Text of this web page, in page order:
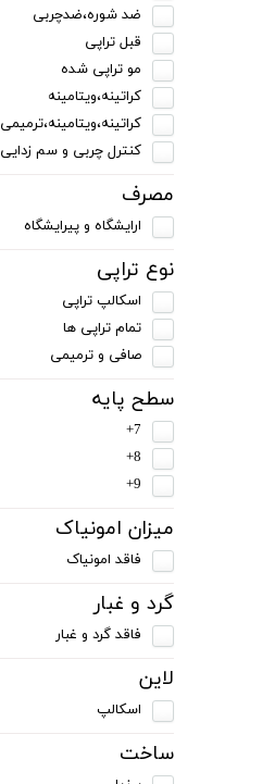
ضد شوره،ضدچربی
قبل تراپی
مو تراپی شده
کراتینه،ویتامینه
کراتینه،ویتامینه،ترمیمی
کنترل چربی و سم زدایی
مصرف
ارایشگاه و پیرایشگاه
نوع تراپی
اسکالپ تراپی
تمام تراپی ها
صافی و ترمیمی
سطح پایه
7+
8+
9+
میزان امونیاک
فاقد امونیاک
گرد و غبار
فاقد گرد و غبار
لاین
اسکالپ
ساخت